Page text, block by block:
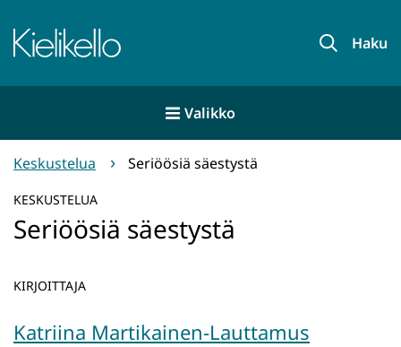
sisältöön
Etusivu Haku
Valikko
Keskustelua Seriöösiä säestystä
KESKUSTELUA
Seriöösiä säestystä
KIRJOITTAJA
Katriina Martikainen-Lauttamus